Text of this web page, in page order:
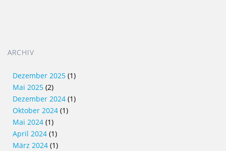
ARCHIV
Dezember 2025 (1)
Mai 2025 (2)
Dezember 2024 (1)
Oktober 2024 (1)
Mai 2024 (1)
April 2024 (1)
März 2024 (1)